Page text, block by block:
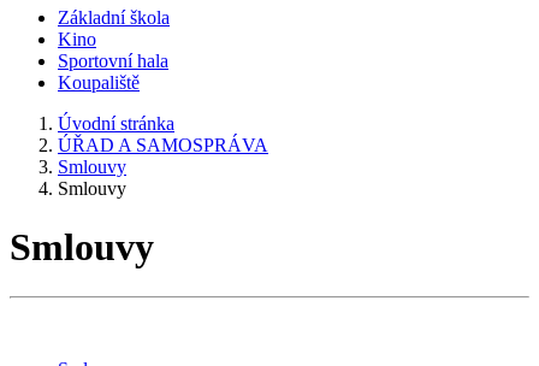
Základní škola
Kino
Sportovní hala
Koupaliště
Úvodní stránka
ÚŘAD A SAMOSPRÁVA
Smlouvy
Smlouvy
Smlouvy